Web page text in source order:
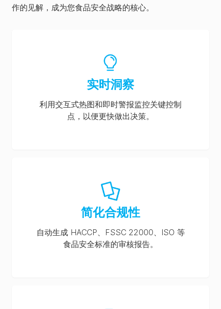
作的见解，成为您食品安全战略的核心。
实时洞察
利用交互式热图和即时警报监控关键控制
点，以便更快做出决策。
简化合规性
自动生成 HACCP、FSSC 22000、ISO 等
食品安全标准的审核报告。